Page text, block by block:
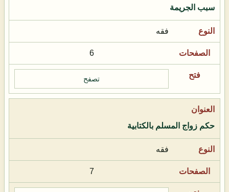
سبب الجريمة
فقه
6
تصفح
حكم زواج المسلم بالكتابية
فقه
7